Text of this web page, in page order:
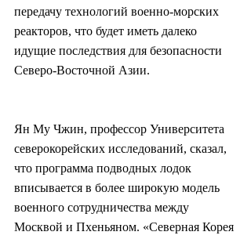
передачу технологий военно-морских
реакторов, что будет иметь далеко
идущие последствия для безопасности
Северо-Восточной Азии.
Ян Му Чжин, профессор Университета
северокорейских исследований, сказал,
что программа подводных лодок
вписывается в более широкую модель
военного сотрудничества между
Москвой и Пхеньяном. «Северная Корея